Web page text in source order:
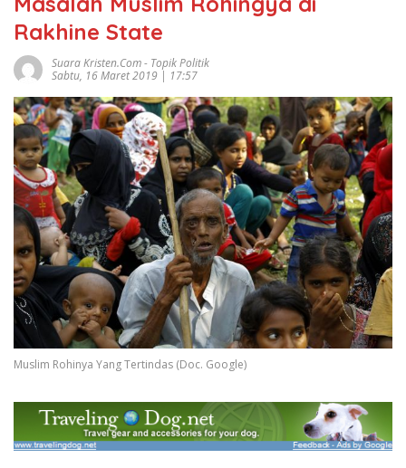
Rakhine State
Suara Kristen.com- Topik Politik
Sabtu, 16 Maret 2019 | 17:57
Muslim Rohinya Yang Tertindas (Doc. Google)